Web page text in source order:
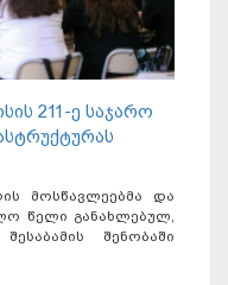
211-ე საჯარო
მოსწავლეებმა და
წელი განახლებულ,
შენობაში